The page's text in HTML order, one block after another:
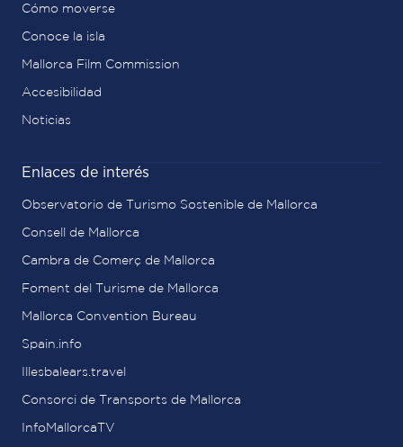
Cómo moverse
Conoce la isla
Mallorca Film Commission
Accesibilidad
Noticias
Enlaces de interés
Observatorio de Turismo Sostenible de Mallorca
Consell de Mallorca
Cambra de Comerç de Mallorca
Foment del Turisme de Mallorca
Mallorca Convention Bureau
Spain.info
Illesbalears.travel
Consorci de Transports de Mallorca
InfoMallorcaTV